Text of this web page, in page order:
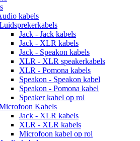
kabels
Jack - Jack kabels
Jack - XLR kabels
Jack - Speakon kabels
XLR - XLR speakerkabels
XLR - Pomona kabels
Speakon - Speakon kabel
Speakon - Pomona kabel
Speaker kabel op rol
Kabels
Jack - XLR kabels
XLR - XLR kabels
Microfoon kabel op rol